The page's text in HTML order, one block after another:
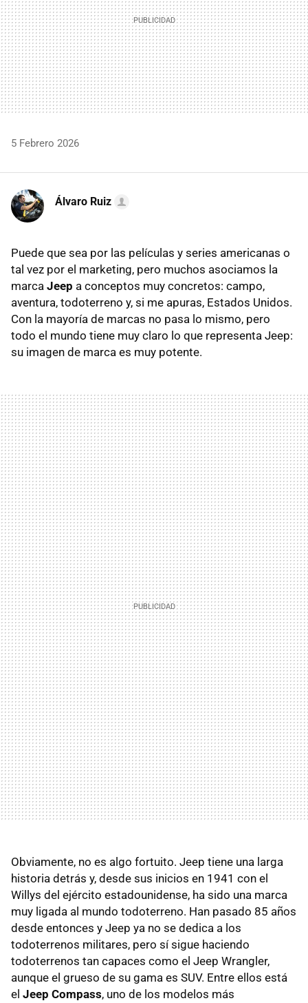
5 Febrero 2026
Álvaro Ruiz
Puede que sea por las películas y series americanas o
tal vez por el marketing, pero muchos asociamos la
marca Jeep a conceptos muy concretos: campo,
aventura, todoterreno y, si me apuras, Estados Unidos.
Con la mayoría de marcas no pasa lo mismo, pero
todo el mundo tiene muy claro lo que representa Jeep:
su imagen de marca es muy potente.
Obviamente, no es algo fortuito. Jeep tiene una larga
historia detrás y, desde sus inicios en 1941 con el
Willys del ejército estadounidense, ha sido una marca
muy ligada al mundo todoterreno. Han pasado 85 años
desde entonces y Jeep ya no se dedica a los
todoterrenos militares, pero sí sigue haciendo
todoterrenos tan capaces como el Jeep Wrangler,
aunque el grueso de su gama es SUV. Entre ellos está
el Jeep Compass, uno de los modelos más